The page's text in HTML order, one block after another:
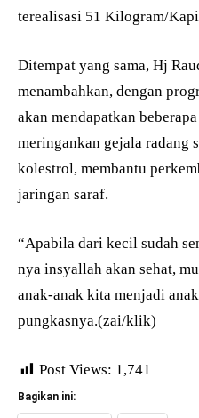
terealisasi 51 Kilogram/
Ditempat yang sama, Hj
menambahkan, dengan
akan mendapatkan
meringankan gejala radang
kolestrol, membantu
jaringan saraf.
“Apabila dari kecil sudah
nya insyallah akan sehat,
anak-anak kita menjadi
pungkasnya.(zai/klik)
Post Views: 1,741
Bagikan ini: